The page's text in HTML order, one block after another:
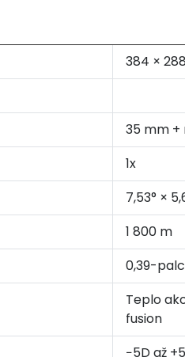
384 ×
35 mm +
1x
7,53° ×
1 800 m
0,39-
Teplo
fusion
−5D až